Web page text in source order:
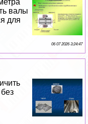
валы
для
06 07 2026 3:24:47